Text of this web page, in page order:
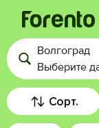
Войти
Волгоград
Выберите
Сорт.